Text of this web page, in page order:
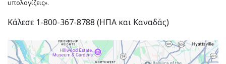
υπολογίζεις».
Κάλεσε 1-800-367-8788 (ΗΠΑ και Καναδάς)